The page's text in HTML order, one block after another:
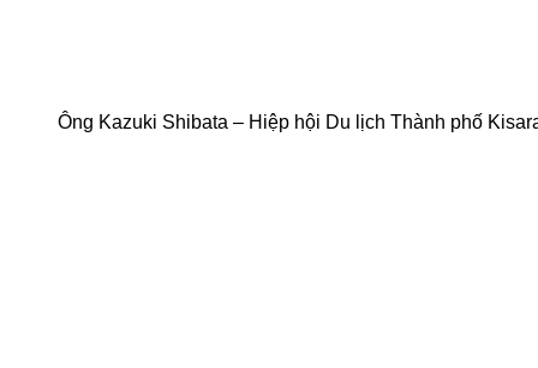
Ông Kazuki Shibata – Hiệp hội Du lịch Thành phố